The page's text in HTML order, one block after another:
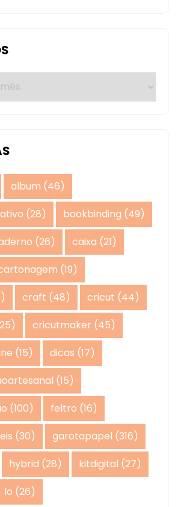
album (46)
(28) bookbinding (49)
(26) caixa (21)
(19)
craft (48) cricut (44)
cricutmaker (45)
(15) dicas (17)
(15)
(100) feltro (16)
(30) garotapapel (316)
hybrid (28) kitdigital (27)
lo (26)